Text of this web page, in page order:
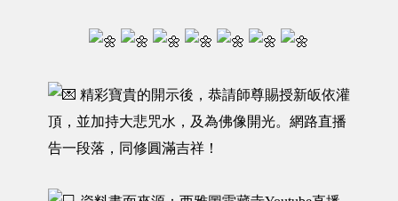
精彩寶貴的開示後，恭請師尊賜授新皈依灌
頂，並加持大悲咒水，及為佛像開光。網路直播
告一段落，同修圓滿吉祥！